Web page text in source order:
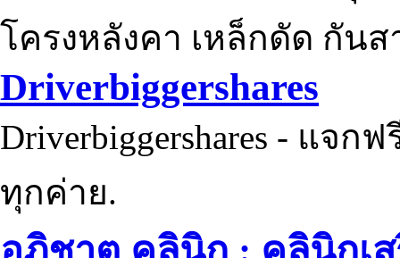
โครงหลังคา เหล็กดัด กัน
Driverbiggershares
Driverbiggershares - แจก
ทุกค่าย.